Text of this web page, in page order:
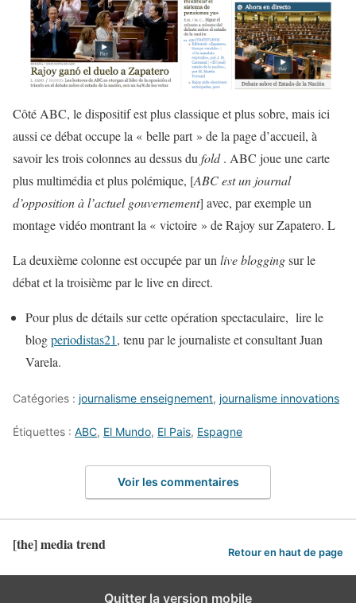
Côté ABC, le dispositif est plus classique et plus sobre, mais ici
aussi ce débat occupe la « belle part » de la page d’accueil, à
savoir les trois colonnes au dessus dufold. ABC joue une carte
plus multimédia et plus polémique, [ABC est un journal
d’opposition à l’actuel gouvernement] avec, par exemple un
montage vidéo montrant la « victoire » de Rajoy sur Zapatero. L
La deuxième colonne est occupée par unlive bloggingsur le
débat et la troisième par le live en direct.
Pour plus de détails sur cette opération spectaculaire, lire le
blogperiodistas21, tenu par le journaliste et consultant Juan
Varela.
Catégories : journalisme enseignement, journalisme innovations
Étiquettes : ABC, El Mundo, El Pais, Espagne
Voir les commentaires
[the] media trend Retour en haut de page
Quitter la version mobile